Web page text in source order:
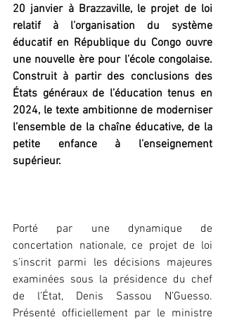
20 janvier à Brazzaville, le projet de loi
relatif à l’organisation du système
éducatif en République du Congo ouvre
une nouvelle ère pour l’école congolaise.
Construit à partir des conclusions des
États généraux de l’éducation tenus en
2024, le texte ambitionne de moderniser
l’ensemble de la chaîne éducative, de la
petite enfance à l’enseignement
supérieur.
‎Porté par une dynamique de
concertation nationale, ce projet de loi
s’inscrit parmi les décisions majeures
examinées sous la présidence du chef
de l’État, Denis Sassou N’Guesso.
Présenté officiellement par le ministre